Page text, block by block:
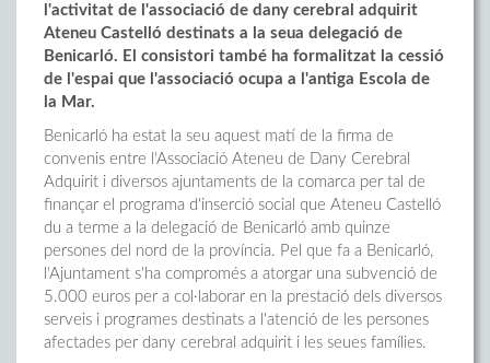
l'activitat de l'associació de dany cerebral adquirit
Ateneu Castelló destinats a la seua delegació de
Benicarló. El consistori també ha formalitzat la cessió
de l'espai que l'associació ocupa a l'antiga Escola de
la Mar.
Benicarló ha estat la seu aquest matí de la firma de
convenis entre l'Associació Ateneu de Dany Cerebral
Adquirit i diversos ajuntaments de la comarca per tal de
finançar el programa d'inserció social que Ateneu Castelló
du a terme a la delegació de Benicarló amb quinze
persones del nord de la província. Pel que fa a Benicarló,
l'Ajuntament s'ha compromés a atorgar una subvenció de
5.000 euros per a col·laborar en la prestació dels diversos
serveis i programes destinats a l'atenció de les persones
afectades per dany cerebral adquirit i les seues famílies.